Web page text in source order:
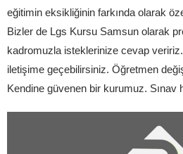
eğitimin eksikliğinin farkında olarak
Bizler de Lgs Kursu Samsun olarak
kadromuzla isteklerinize cevap
iletişime geçebilirsiniz. Öğretmen
Kendine güvenen bir kurumuz. Sınav